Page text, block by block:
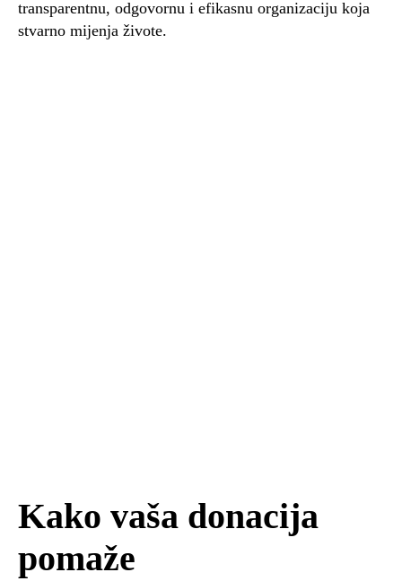
transparentnu, odgovornu i efikasnu organizaciju koja
stvarno mijenja živote.
Kako vaša donacija
pomaže